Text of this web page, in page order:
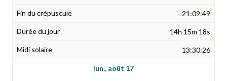
21:09:49
14h 15m 18s
13:30:26
lun., août 17